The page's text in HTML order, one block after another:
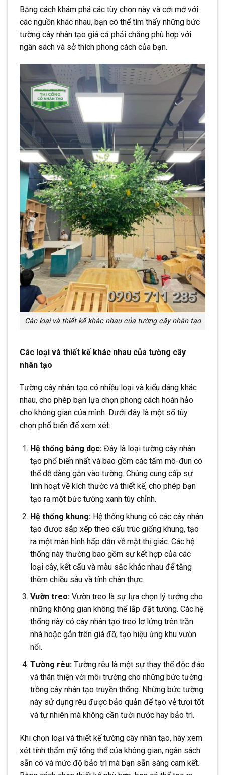
Bằng cách khám phá các tùy chọn này và cởi mở với
các nguồn khác nhau, bạn có thể tìm thấy những bức
tường cây nhân tạo giá cả phải chăng phù hợp với
ngân sách và sở thích phong cách của bạn.
Các loại và thiết kế khác nhau của tường cây nhân tạo
Các loại và thiết kế khác nhau của tường cây
nhân tạo
Tường cây nhân tạo có nhiều loại và kiểu dáng khác
nhau, cho phép bạn lựa chọn phong cách hoàn hảo
cho không gian của mình. Dưới đây là một số tùy
chọn phổ biến để xem xét:
Hệ thống bảng dọc:Đây là loại tường cây nhân
tạo phổ biến nhất và bao gồm các tấm mô-đun có
thể dễ dàng gắn vào tường. Chúng cung cấp sự
linh hoạt về kích thước và thiết kế, cho phép bạn
tạo ra một bức tường xanh tùy chỉnh.
Hệ thống khung:Hệ thống khung có các cây nhân
tạo được sắp xếp theo cấu trúc giống khung, tạo
ra một màn hình hấp dẫn về mặt thị giác. Các hệ
thống này thường bao gồm sự kết hợp của các
loại cây, kết cấu và màu sắc khác nhau để tăng
thêm chiều sâu và tính chân thực.
Vườn treo:Vườn treo là sự lựa chọn lý tưởng cho
những không gian không thể lắp đặt tường. Các hệ
thống này có cây nhân tạo treo lơ lửng trên trần
nhà hoặc gắn trên giá đỡ, tạo hiệu ứng khu vườn
nổi.
Tường rêu:Tường rêu là một sự thay thế độc đáo
và thân thiện với môi trường cho những bức tường
trồng cây nhân tạo truyền thống. Những bức tường
này sử dụng rêu được bảo quản để tạo vẻ tươi tốt
và tự nhiên mà không cần tưới nước hay bảo trì.
Khi chọn loại và thiết kế tường cây nhân tạo, hãy xem
xét tính thẩm mỹ tổng thể của không gian, ngân sách
sẵn có và mức độ bảo trì mà bạn sẵn sàng cam kết.